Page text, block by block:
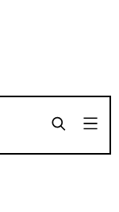
SHARE
SHARE